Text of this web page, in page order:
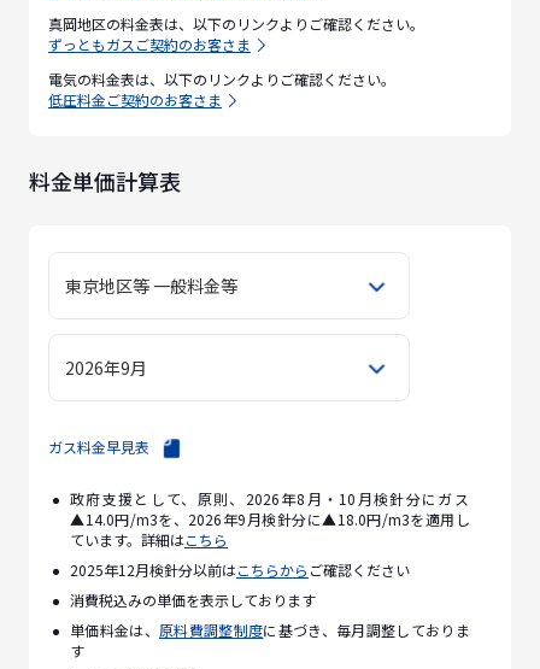
真岡地区の料金表は、以下のリンクよりご確認ください。
ずっともガスご契約のお客さま
電気の料金表は、以下のリンクよりご確認ください。
低圧料金ご契約のお客さま
料金単価計算表
東京地区等 一般料金等
2026年9月
ガス料金早見表
政府支援として、原則、2026年8月・10月検針分にガス
▲14.0円/m3を、2026年9月検針分に▲18.0円/m3を適用し
ています。詳細はこちら
2025年12月検針分以前はこちらから ご確認ください
消費税込みの単価を表示しております
単価料金は、 原料費調整制度に基づき、毎月調整しておりま
す